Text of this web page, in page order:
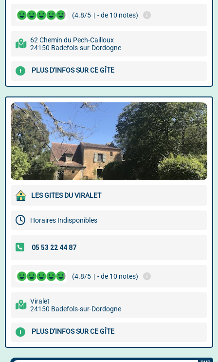
(4.8/5 | - de 10 notes)
62 Chemin du Pech-Cailloux
24150 Badefols-sur-Dordogne
PLUS D'INFOS SUR CE GÎTE
LES GITES DU VIRALET
Horaires Indisponibles
(4.8/5 | - de 10 notes)
Viralet
24150 Badefols-sur-Dordogne
PLUS D'INFOS SUR CE GÎTE